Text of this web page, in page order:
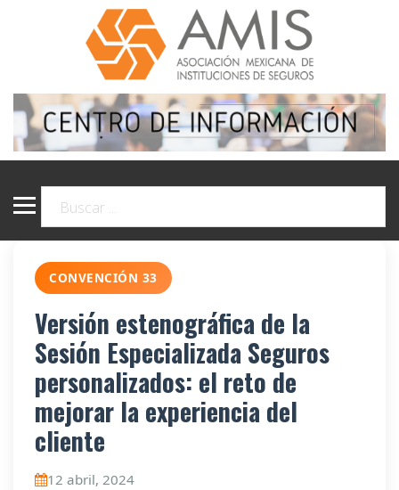
CONVENCIÓN 33
Versión estenográfica de la
Sesión Especializada Seguros
personalizados: el reto de
mejorar la experiencia del
cliente
12 abril, 2024